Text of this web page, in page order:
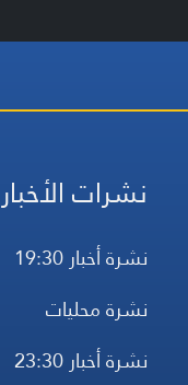
نشرات الأخبار
نشرة أخبار 19:30
نشرة محليات
نشرة أخبار 23:30